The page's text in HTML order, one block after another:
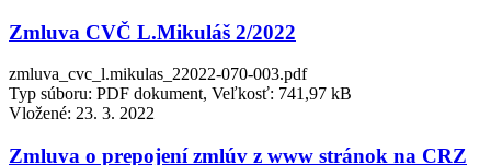
Zmluva CVČ L.Mikuláš 2/2022
zmluva_cvc_l.mikulas_22022-070-003.pdf
Typ súboru: PDF dokument, Veľkosť: 741,97 kB
Vložené: 23. 3. 2022
Zmluva o prepojení zmlúv z www stránok na CRZ